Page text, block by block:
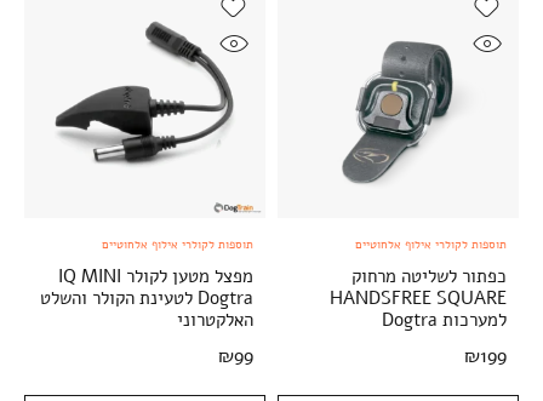
תוספות לקולרי אילוף אלחוטיים
כפתור לשליטה מרחוק
HANDSFREE SQUARE
למערכות Dogtra
₪199
תוספות לקולרי אילוף אלחוטיים
מפצל מטען לקולר IQ MINI
Dogtra לטעינת הקולר והשלט
האלקטרוני
₪99